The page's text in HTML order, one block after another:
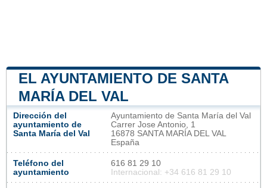
EL AYUNTAMIENTO DE SANTA
MARÍA DEL VAL
Dirección del
ayuntamiento de
Santa María del Val
Ayuntamiento de Santa María del Val
Carrer Jose Antonio, 1
16878 SANTA MARÍA DEL VAL
España
Teléfono del
ayuntamiento
616 81 29 10
Internacional: +34 616 81 29 10